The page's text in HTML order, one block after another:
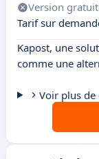
Version
Tarif sur
Kapost, une
comme une
Voir plus de